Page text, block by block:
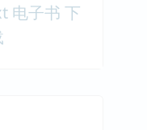
电子书 下